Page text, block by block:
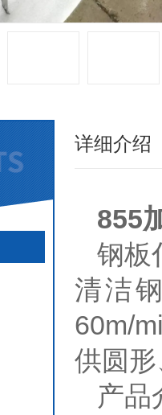
详细介绍
855
钢板
清洁
60m/
供圆
产品